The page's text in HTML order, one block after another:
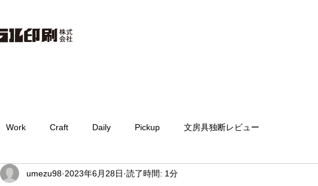
Work Craft Daily Pickup 文房具独断レビュー
umezu98 2023年6月28日 読了時間: 1分